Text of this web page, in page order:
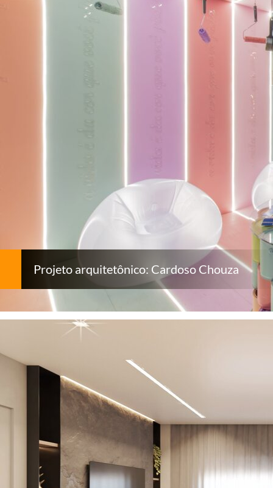
Projeto arquitetônico: Cardoso Chouza